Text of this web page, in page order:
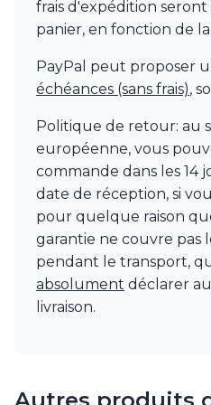
Watsberg
frais d'expédition
panier, en fonction de
PayPal peut proposer
échéances (sans frais),
Politique de retour: au
européenne, vous
commande dans les 14
date de réception, si
pour quelque raison
garantie ne couvre pas
pendant le transport,
absolument déclarer
livraison.